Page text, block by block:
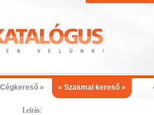
» « Szakmai kereső »
Leírás: